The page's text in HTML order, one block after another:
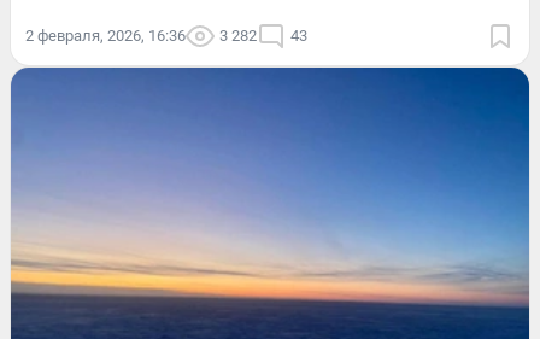
2 февраля, 2026, 16:36 3 282 43